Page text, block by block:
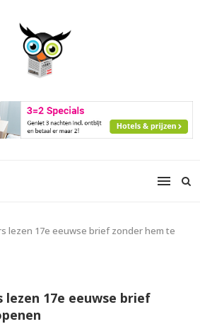
lezen 17e eeuwse brief zonder hem te
lezen 17e eeuwse brief